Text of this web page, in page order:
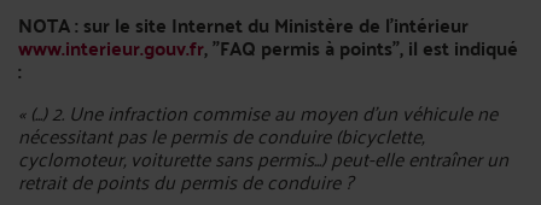
NOTA : sur le site Internet du Ministère de l'intérieur
www.interieur.gouv.fr, "FAQ permis à points", il est indiqué
:
« (...) 2. Une infraction commise au moyen d'un véhicule ne
nécessitant pas le permis de conduire (bicyclette,
cyclomoteur, voiturette sans permis...) peut-elle entraîner un
retrait de points du permis de conduire ?